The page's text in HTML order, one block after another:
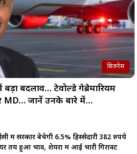
बिज़नेस
में बड़ा बदलाव… टेवोल्डे गेब्रेमारियम
MD… जानें उनके बारे में…
में सरकार बेचेगी 6.5% हिस्सेदारी 382 रुपये
तय हुआ भाव, शेयरों में आई भारी गिरावट